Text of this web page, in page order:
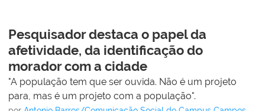
Pesquisador destaca o papel da
afetividade, da identificação do
morador com a cidade
"A população tem que ser ouvida. Não é um projeto
para, mas é um projeto com a população".